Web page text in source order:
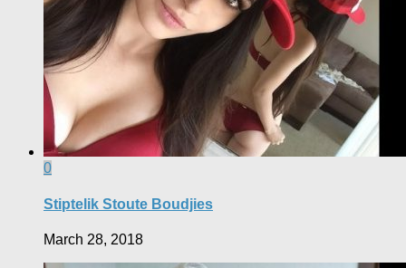
0
Stiptelik Stoute Boudjies
March 28, 2018